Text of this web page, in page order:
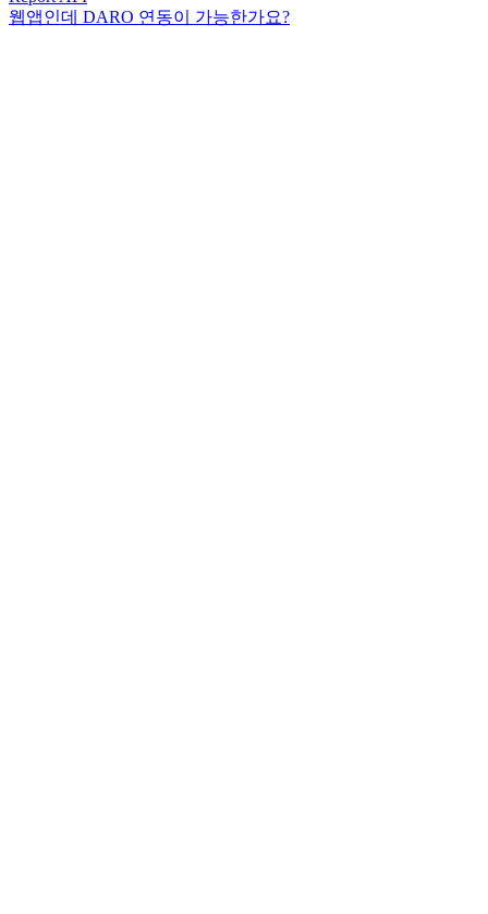
웹앱인데 DARO 연동이 가능한가요?